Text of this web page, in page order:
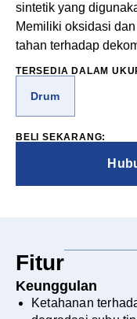
sintetik yang
Memiliki oksidasi
tahan terhadap
TERSEDIA DALAM
Drum
BELI SEKARANG:
Fitur
Keunggulan
Ketahanan